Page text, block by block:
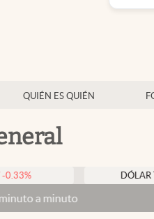
QUIÉN ES QUIÉN
DÓLAR